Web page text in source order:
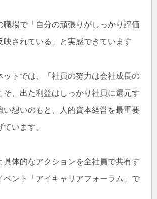
職場で「自分の頑張りがしっかり評価
映されている」と実感できています
ットでは、「社員の努力は会社成長の
そ、出た利益はしっかり社員に還元す
い想いのもと、人的資本経営を最重要
います。
具体的なアクションを全社員で共有す
ベント「アイキャリアフォーラム」で